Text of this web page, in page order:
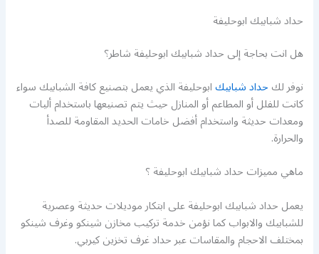
حداد شبابيك ابوحليفة
هل انت بحاجة إلى حداد شبابيك ابوحليفة شاطر؟
نوفر لكحداد شبابيكابوحليفة الذي يعمل بتصنيع كافة الشبابيك سواء
كانت للفلل أو المطاعم أو المنازل حيث يتم تصنيعها باستخدام أليات
ومعدات حديثة واستخدام أفضل خامات الحديد المقاومة للصدأ
والحرارة.
ماهي مميزات حداد شبابيك ابوحليفة ؟
يعمل حداد شبابيك ابوحليفة على ابتكار موديلات حديثة وعصرية
للشبابيك والابواب كما نؤمن خدمة تركيب مخازن شينكو وغرف شينكو
بمختلف الاحجام والمقاسات عبر حداد غرف تخزين كيربي.